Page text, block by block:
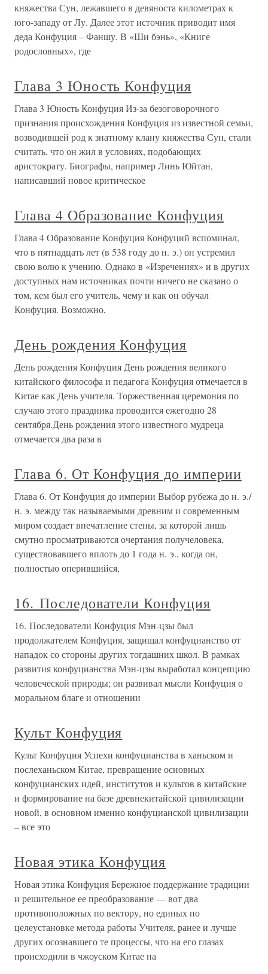
княжества Сун, лежавшего в девяноста километрах к
юго-западу от Лу. Далее этот источник приводит имя
деда Конфуция – Фаншу. В «Ши бэнь», «Книге
родословных», где
Глава 3 Юность Конфуция
Глава 3 Юность Конфуция Из-за безоговорочного
признания происхождения Конфуция из известной семьи,
возводившей род к знатному клану княжества Сун, стали
считать, что он жил в условиях, подобающих
аристократу. Биографы, например Линь Юйтан,
написавший новое критическое
Глава 4 Образование Конфуция
Глава 4 Образование Конфуция Конфуций вспоминал,
что в пятнадцать лет (в 538 году до н. э.) он устремил
свою волю к учению. Однако в «Изречениях» и в других
доступных нам источниках почти ничего не сказано о
том, кем был его учитель, чему и как он обучал
Конфуция. Возможно,
День рождения Конфуция
День рождения Конфуция День рождения великого
китайского философа и педагога Конфуция отмечается в
Китае как День учителя. Торжественная церемония по
случаю этого праздника проводится ежегодно 28
сентября.День рождения этого известного мудреца
отмечается два раза в
Глава 6. От Конфуция до империи
Глава 6. От Конфуция до империи Выбор рубежа до н. э./
н. э. между так называемыми древним и современным
миром создает впечатление стены, за которой лишь
смутно просматриваются очертания получеловека,
существовавшего вплоть до 1 года н. э., когда он,
полностью оперившийся,
16. Последователи Конфуция
16. Последователи Конфуция Мэн-цзы был
продолжателем Конфуция, защищал конфуцианство от
нападок со стороны других тогдашних школ. В рамках
развития конфуцианства Мэн-цзы выработал концепцию
человеческой природы; он развивал мысли Конфуция о
моральном благе и отношении
Культ Конфуция
Культ Конфуция Успехи конфуцианства в ханьском и
послеханьском Китае, превращение основных
конфуцианских идей, институтов и культов в китайские
и формирование на базе древнекитайской цивилизации
новой, в основном именно конфуцианской цивилизации
– все это
Новая этика Конфуция
Новая этика Конфуция Бережное поддержание традиции
и решительное ее преобразование — вот два
противоположных по вектору, но единых по
целеустановке метода работы Учителя, ранее и лучше
других осознавшего те процессы, что на его глазах
происходили в чжоуском Китае на